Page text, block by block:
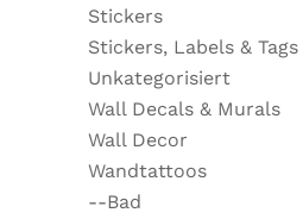
Stickers
Stickers, Labels & Tags
Unkategorisiert
Wall Decals & Murals
Wall Decor
Wandtattoos
--Bad